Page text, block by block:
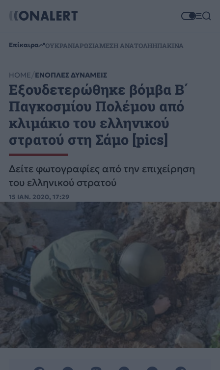
Επίκαιρα ΟΥΚΡΑΝΙΑΡΩΣΙΑΜΕΣΗ ΑΝΑΤΟΛΗΗΠΑΚΙΝΑ
HOME ΕΝΟΠΛΕΣ ΔΥΝΑΜΕΙΣ
Εξουδετερώθηκε βόμβα Β΄
Παγκοσμίου Πολέμου από
κλιμάκιο του ελληνικού
στρατού στη Σάμο [pics]
Δείτε φωτογραφίες από την επιχείρηση
του ελληνικού στρατού
15 ΙΑΝ. 2020, 17:29